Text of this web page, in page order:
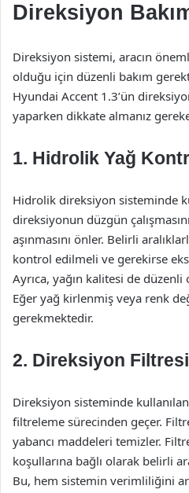
Direksiyon
Direksiyon sistemi, aracın
olduğu için düzenli bakım
Hyundai Accent 1.3’ün
yaparken dikkate almanız
1. Hidrolik Yağ
Hidrolik direksiyon sisteminde
direksiyonun düzgün
aşınmasını önler. Belirli
kontrol edilmeli ve gerekirse
Ayrıca, yağın kalitesi de
Eğer yağ kirlenmiş veya renk
gerekmektedir.
2. Direksiyon Filtresi
Direksiyon sisteminde
filtreleme sürecinden geçer.
yabancı maddeleri temizler.
koşullarına bağlı olarak belirli
Bu, hem sistemin verimliliğini